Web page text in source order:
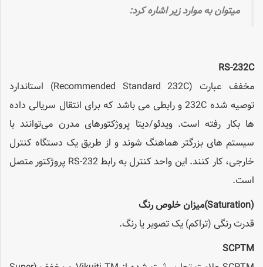
میتوان به موارد زیر اشاره کرد:
RS-232C
مخفف عبارت (Recommended Standard 232C) استاندارد
توصیه شده 232C و رابطی می باشد که برای انتقال سریالی داده
ها بکار رفته است. ویدئو/دیتا پروژکتورهای مدرن می‌توانند با
سیستم های بزرگتر هماهنگ شوند و از طریق یک دستگاه کنترل
خارجی، کار کنند. این واحد کنترل به رابط RS-232 پروژکتور متصل
است.
(Saturation)
میزان خلوص رنگ
قدرت رنگی (تراکم) یک تصویر یا رنگ.
SCPTM